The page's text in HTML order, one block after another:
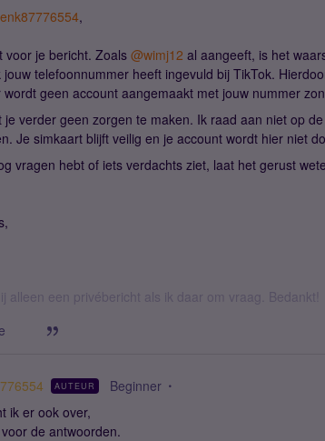
,
voor je bericht. Zoals @wimj12 al aangeeft, is het
jouw telefoonnummer heeft ingevuld bij TikTok.
wordt geen account aangemaakt met jouw nummer
je verder geen zorgen te maken. Ik raad aan niet op
Je simkaart blijft veilig en je account wordt hier niet
vragen hebt of iets verdachts ziet, laat het gerust
alleen een privébericht als ik daar om vraag. Bedankt!
AUTEUR Beginner
ik er ook over,
de antwoorden.